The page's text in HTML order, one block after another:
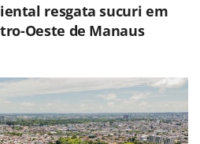
resgata sucuri em
Oeste de Manaus